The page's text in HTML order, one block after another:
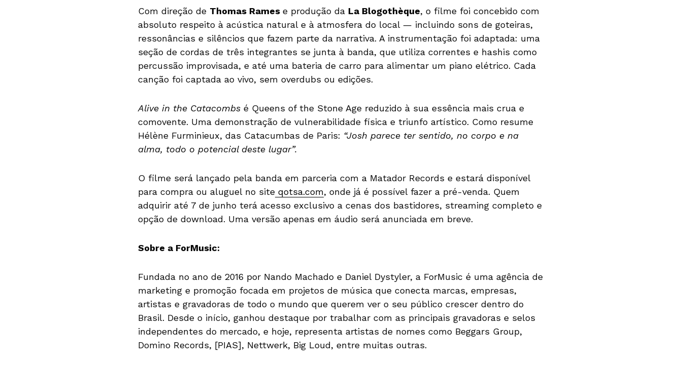
Com direção de Thomas Rames e produção da La Blogothèque, o filme foi concebido com
absoluto respeito à acústica natural e à atmosfera do local — incluindo sons de goteiras,
ressonâncias e silêncios que fazem parte da narrativa. A instrumentação foi adaptada: uma
seção de cordas de três integrantes se junta à banda, que utiliza correntes e hashis como
percussão improvisada, e até uma bateria de carro para alimentar um piano elétrico. Cada
canção foi captada ao vivo, sem overdubs ou edições.
Alive in the Catacombs é Queens of the Stone Age reduzido à sua essência mais crua e
comovente. Uma demonstração de vulnerabilidade física e triunfo artístico. Como resume
Hélène Furminieux, das Catacumbas de Paris: “Josh parece ter sentido, no corpo e na
alma, todo o potencial deste lugar”.
O filme será lançado pela banda em parceria com a Matador Records e estará disponível
para compra ou aluguel no site qotsa.com, onde já é possível fazer a pré-venda. Quem
adquirir até 7 de junho terá acesso exclusivo a cenas dos bastidores, streaming completo e
opção de download. Uma versão apenas em áudio será anunciada em breve.
Sobre a ForMusic:
Fundada no ano de 2016 por Nando Machado e Daniel Dystyler, a ForMusic é uma agência de
marketing e promoção focada em projetos de música que conecta marcas, empresas,
artistas e gravadoras de todo o mundo que querem ver o seu público crescer dentro do
Brasil. Desde o início, ganhou destaque por trabalhar com as principais gravadoras e selos
independentes do mercado, e hoje, representa artistas de nomes como Beggars Group,
Domino Records, [PIAS], Nettwerk, Big Loud, entre muitas outras.